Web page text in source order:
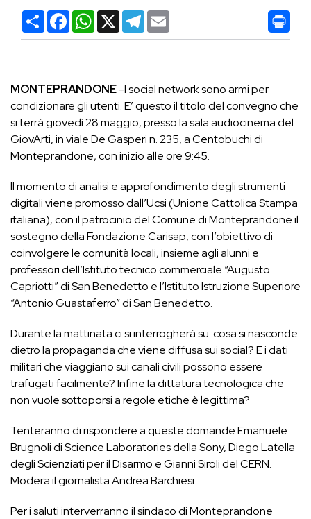
CondividiFacebookWhatsApp
X Telegram
MONTEPRANDONE-I social network sono armi per
condizionare gli utenti. E’ questo il titolo del convegno che
si terrà giovedì 28 maggio, presso la sala audiocinema del
GiovArti, in viale De Gasperi n. 235, a Centobuchi di
Monteprandone, con inizio alle ore 9:45.
Il momento di analisi e approfondimento degli strumenti
digitali viene promosso dall’Ucsi (Unione Cattolica Stampa
italiana), con il patrocinio del Comune di Monteprandone il
sostegno della Fondazione Carisap, con l’obiettivo di
coinvolgere le comunità locali, insieme agli alunni e
professori dell’Istituto tecnico commerciale “Augusto
Capriotti” di San Benedetto e l’Istituto Istruzione Superiore
“Antonio Guastaferro” di San Benedetto.
Durante la mattinata ci si interrogherà su: cosa si nasconde
dietro la propaganda che viene diffusa sui social? E i dati
militari che viaggiano sui canali civili possono essere
trafugati facilmente? Infine la dittatura tecnologica che
non vuole sottoporsi a regole etiche è legittima?
Tenteranno di rispondere a queste domande Emanuele
Brugnoli di Science Laboratories della Sony, Diego Latella
degli Scienziati per il Disarmo e Gianni Siroli del CERN.
Modera il giornalista Andrea Barchiesi.
Per i saluti interverranno il sindaco di Monteprandone